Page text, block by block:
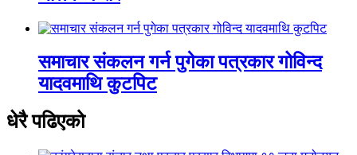
समाचार संकलन गर्न पुगेका पत्रकार गोविन्द
यादवमाथि कुटपिट
धेरै पढिएको